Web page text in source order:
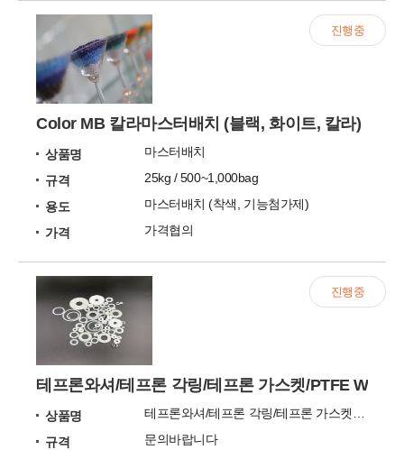
Color MB 칼라마스터배치 (블랙, 화이트, 칼라)
상품명
마스터배치
규격
25kg / 500~1,000bag
용도
마스터배치 (착색, 기능첨가제)
가격
가격협의
진행중
테프론와셔/테프론 각링/테프론 가스켓/PTFE
상품명
규격
문의바랍니다
진행중